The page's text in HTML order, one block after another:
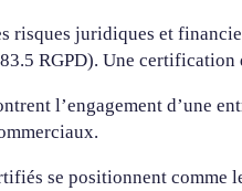
risques juridiques et
RGPD). Une
l’engagement d’une
se positionnent comme